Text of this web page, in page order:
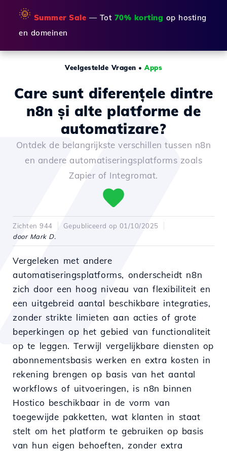
🌞 Summer Sale — Tot 70% korting op hosting
en domeinen
Veelgestelde Vragen • Apps
Care sunt diferențele dintre
n8n și alte platforme de
automatizare?
Ontdek de belangrijkste verschillen tussen n8n
en andere automatiseringsplatforms zoals
Zapier of Integromat.
Zichten 944
Gepubliceerd op 01/10/2025
door Mark D.
Vergeleken met andere
automatiseringsplatforms, onderscheidt n8n
zich door een hoog niveau van flexibiliteit en
een uitgebreid aantal beschikbare integraties,
zonder strikte limieten aan acties of grote
beperkingen op het gebied van functionaliteit
op te leggen. Terwijl vergelijkbare diensten op
abonnementsbasis werken en extra kosten in
rekening brengen op basis van het aantal
workflows of uitvoeringen, is n8n binnen
Hostico beschikbaar in de vorm van
toegewijde pakketten, wat klanten in staat
stelt om het platform te gebruiken op basis
van hun eigen behoeften, zonder extra